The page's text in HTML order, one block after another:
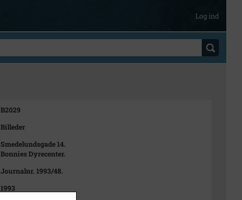
Log ind
B2029
Billeder
Smedelundsgade 14.
Bonnies Dyrecenter.
Journalnr. 1993/48.
1993